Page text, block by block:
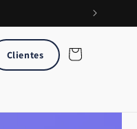
Clientes Carrito